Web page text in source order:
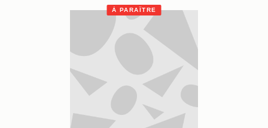
À PARAÎTRE